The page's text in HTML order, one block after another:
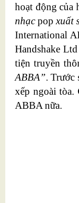
hoạt động
nhạcpop xuất
International
Handshake
tiện truyền
ABBA”. Trước
xếp ngoài
ABBA nữa.